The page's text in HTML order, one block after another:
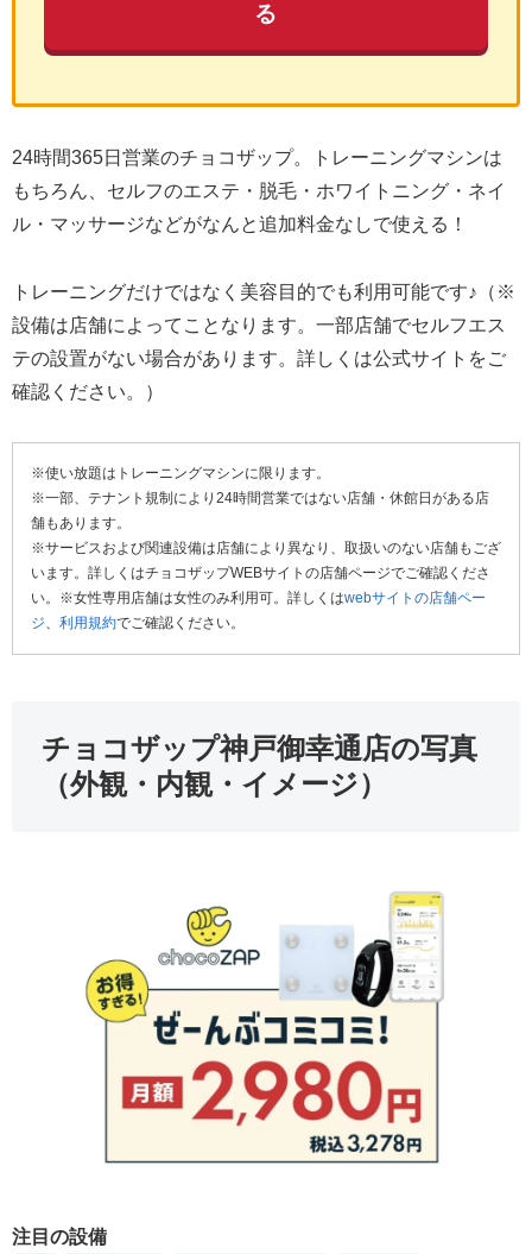
る
24時間365日営業のチョコザップ。トレーニングマシンは
もちろん、セルフのエステ・脱毛・ホワイトニング・ネイ
ル・マッサージなどがなんと追加料金なしで使える！
トレーニングだけではなく美容目的でも利用可能です♪（※
設備は店舗によってことなります。一部店舗でセルフエス
テの設置がない場合があります。詳しくは公式サイトをご
確認ください。）
※使い放題はトレーニングマシンに限ります。
※一部、テナント規制により24時間営業ではない店舗・休館日がある店
舗もあります。
※サービスおよび関連設備は店舗により異なり、取扱いのない店舗もござ
います。詳しくはチョコザップWEBサイトの店舗ページでご確認くださ
い。※女性専用店舗は女性のみ利用可。詳しくはwebサイトの店舗ペー
ジ、 利用規約でご確認ください。
チョコザップ神戸御幸通店の写真
（外観・内観・イメージ）
注目の設備